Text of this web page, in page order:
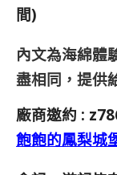
間)
內文為海綿體
盡相同，提供
廠商邀約 :
飽飽的鳳梨城